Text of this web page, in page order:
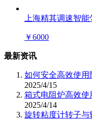
上海精其调速智能
￥6000
最新资讯
如何安全高效使用
2025/4/15
箱式电阻炉高效
2025/4/14
旋转粘度计转子